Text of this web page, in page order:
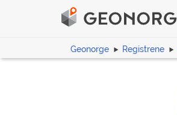
Geonorge Registrene